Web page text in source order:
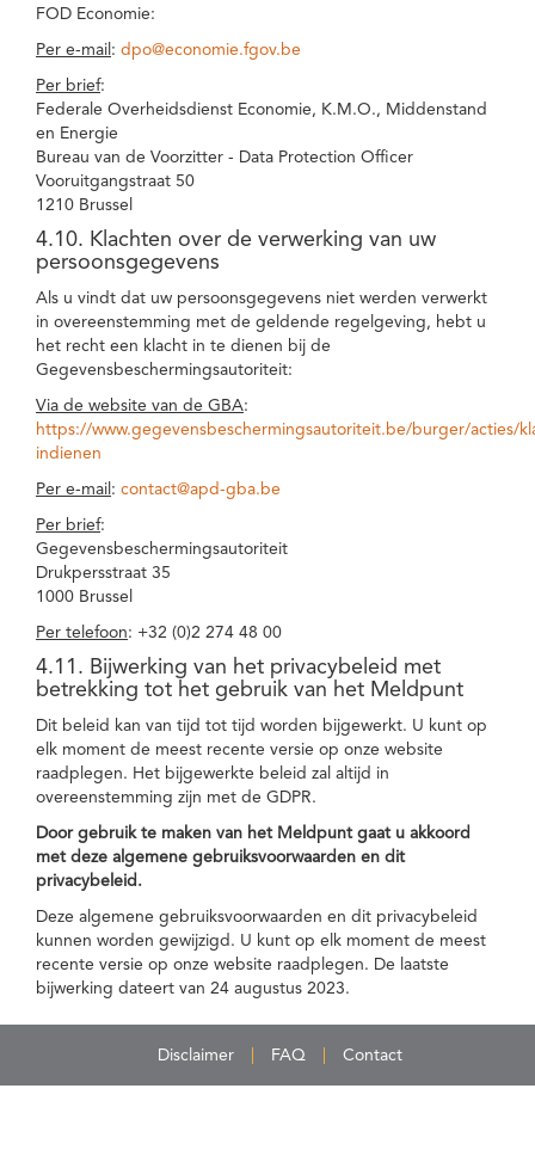
FOD Economie:
Per e-mail : dpo@economie.fgov.be
Per brief:
Federale Overheidsdienst Economie, K.M.O., Middenstand
en Energie
Bureau van de Voorzitter - Data Protection Officer
Vooruitgangstraat 50
1210 Brussel
4.10. Klachten over de verwerking van uw
persoonsgegevens
Als u vindt dat uw persoonsgegevens niet werden verwerkt
in overeenstemming met de geldende regelgeving, hebt u
het recht een klacht in te dienen bij de
Gegevensbeschermingsautoriteit:
Via de website van de GBA:
https://www.gegevensbeschermingsautoriteit.be/burger/acties/
indienen
Per e-mail : contact@apd-gba.be
Per brief:
Gegevensbeschermingsautoriteit
Drukpersstraat 35
1000 Brussel
Per telefoon: +32 (0)2 274 48 00
4.11. Bijwerking van het privacybeleid met
betrekking tot het gebruik van het Meldpunt
Dit beleid kan van tijd tot tijd worden bijgewerkt. U kunt op
elk moment de meest recente versie op onze website
raadplegen. Het bijgewerkte beleid zal altijd in
overeenstemming zijn met de GDPR.
Door gebruik te maken van het Meldpunt gaat u akkoord
met deze algemene gebruiksvoorwaarden en dit
privacybeleid.
Deze algemene gebruiksvoorwaarden en dit privacybeleid
kunnen worden gewijzigd. U kunt op elk moment de meest
recente versie op onze website raadplegen. De laatste
bijwerking dateert van 24 augustus 2023.
Disclaimer FAQ Contact